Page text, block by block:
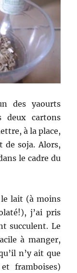
des yaourts
deux cartons
à la place,
de soja. Alors,
le cadre du
le lait (à moins
j’ai pris
succulent. Le
à manger,
n’y ait que
framboises)